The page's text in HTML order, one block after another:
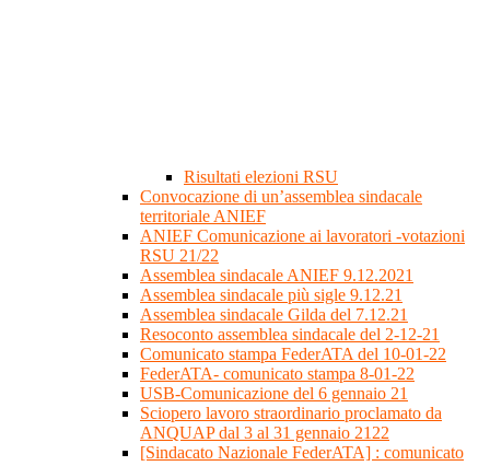
Risultati elezioni RSU
Convocazione di un’assemblea sindacale
territoriale ANIEF
ANIEF Comunicazione ai lavoratori -votazioni
RSU 21/22
Assemblea sindacale ANIEF 9.12.2021
Assemblea sindacale più sigle 9.12.21
Assemblea sindacale Gilda del 7.12.21
Resoconto assemblea sindacale del 2-12-21
Comunicato stampa FederATA del 10-01-22
FederATA- comunicato stampa 8-01-22
USB-Comunicazione del 6 gennaio 21
Sciopero lavoro straordinario proclamato da
ANQUAP dal 3 al 31 gennaio 2122
[Sindacato Nazionale FederATA] : comunicato